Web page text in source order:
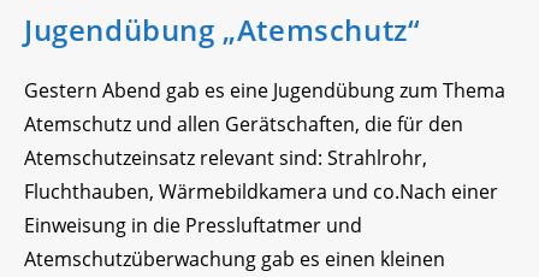
Jugendübung „Atemschutz“
Gestern Abend gab es eine Jugendübung zum Thema
Atemschutz und allen Gerätschaften, die für den
Atemschutzeinsatz relevant sind: Strahlrohr,
Fluchthauben, Wärmebildkamera und co.Nach einer
Einweisung in die Pressluftatmer und
Atemschutzüberwachung gab es einen kleinen